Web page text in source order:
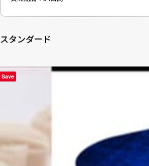
スタンダード
Save